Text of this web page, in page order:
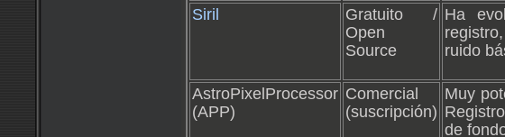
Siril
Gratuito /
Open
Source
Ha
ruido
AstroPixelProcessor
(APP)
Comercial
(suscripción)
Muy
de